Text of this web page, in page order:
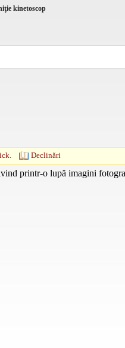
kinetoscop
Declinări
printr-o lupă imagini